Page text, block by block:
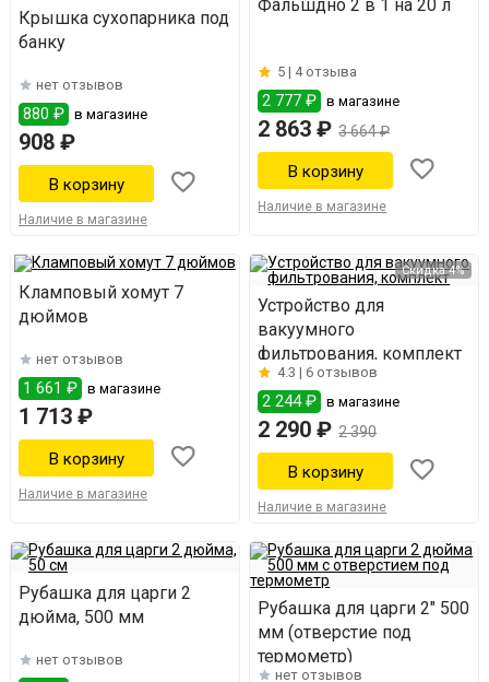
Крышка сухопарника под
банку
нет отзывов
880 ₽ в магазине
908 ₽
Наличие в магазине
Фальшдно 2 в 1 на 20 л
5 | 4 отзыва
2 777 ₽ в магазине
2 863 ₽ 3 664 ₽
Наличие в магазине
Кламповый хомут 7
дюймов
нет отзывов
1 661 ₽ в магазине
1 713 ₽
Наличие в магазине
Скидка 4%
Устройство для
вакуумного
фильтрования, комплект
4.3 |6 отзывов
2 244 ₽ в магазине
2 290 ₽ 2 390
Наличие в магазине
Рубашка для царги 2
дюйма, 500 мм
нет отзывов
Рубашка для царги 2" 500
мм (отверстие под
термометр)
нет отзывов